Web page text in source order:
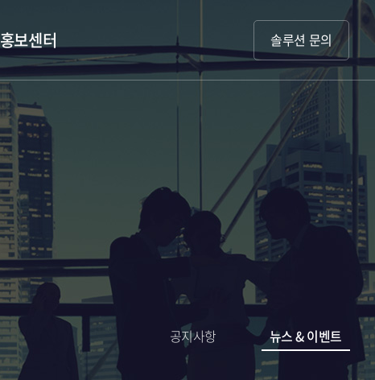
홍보센터 솔루션 문의
공지사항 뉴스 & 이벤트